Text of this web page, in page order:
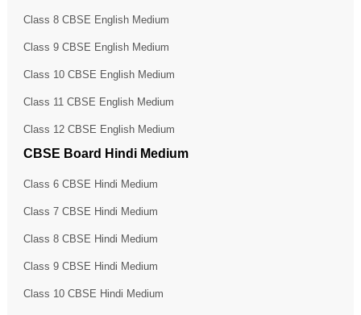
Class 8 CBSE English Medium
Class 9 CBSE English Medium
Class 10 CBSE English Medium
Class 11 CBSE English Medium
Class 12 CBSE English Medium
CBSE Board Hindi Medium
Class 6 CBSE Hindi Medium
Class 7 CBSE Hindi Medium
Class 8 CBSE Hindi Medium
Class 9 CBSE Hindi Medium
Class 10 CBSE Hindi Medium